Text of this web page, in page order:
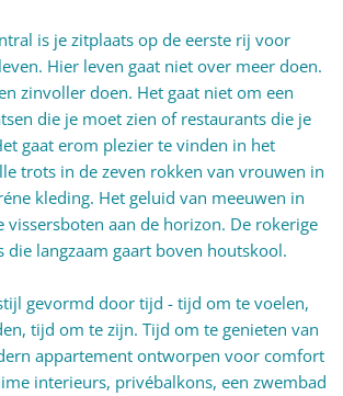
is je zitplaats op de eerste rij voor
Hier leven gaat niet over meer doen.
zinvoller doen. Het gaat niet om een
die je moet zien of restaurants die je
gaat erom plezier te vinden in het
trots in de zeven rokken van vrouwen in
kleding. Het geluid van meeuwen in
vissersboten aan de horizon. De rokerige
die langzaam gaart boven houtskool.
gevormd door tijd - tijd om te voelen,
tijd om te zijn. Tijd om te genieten van
appartement ontworpen voor comfort
interieurs, privébalkons, een zwembad